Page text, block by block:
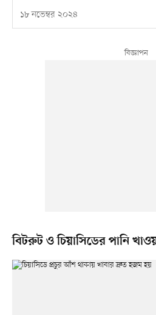
১৮ নভেম্বর ২০২৪
বিটরুট ও চিয়াসিডের পানি